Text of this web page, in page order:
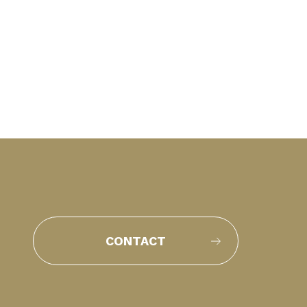
CONTACT